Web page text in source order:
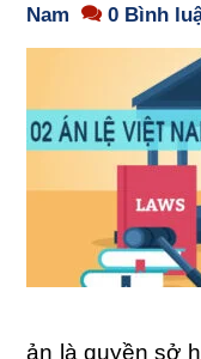
Nam
0 Bình
ản là quyền sở